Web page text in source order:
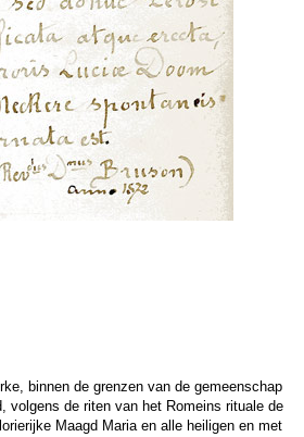
binnen de grenzen van de gemeenschap
volgens de riten van het Romeins rituale de
Maagd Maria en alle heiligen en met